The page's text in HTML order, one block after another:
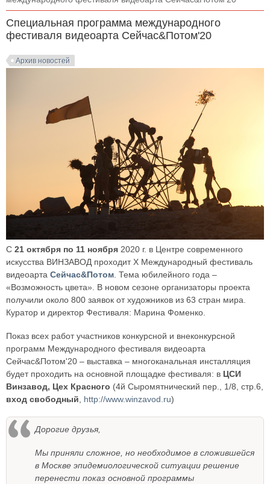
Специальная программа международного
фестиваля видеоарта Сейчас&Потом'20
Архив новостей
С 21 октября по 11 ноября 2020 г. в Центре современного
искусства ВИНЗАВОД проходит X Международный фестиваль
видеоарта Сейчас&Потом . Тема юбилейного года –
«Возможность цвета». В новом сезоне организаторы проекта
получили около 800 заявок от художников из 63 стран мира.
Куратор и директор Фестиваля: Марина Фоменко.
Показ всех работ участников конкурсной и внеконкурсной
программ Международного фестиваля видеоарта
Сейчас&Потом'20 – выставка – многоканальная инсталляция
будет проходить на основной площадке фестиваля: в ЦСИ
Винзавод, Цех Красного (4й Сыромятнический пер., 1/8, стр.6,
вход свободный
http://www.winzavod.ru)
Дорогие друзья,
Мы приняли сложное, но необходимое в сложившейся
в Москве эпидемиологической ситуации решение
перенести показ основной программы